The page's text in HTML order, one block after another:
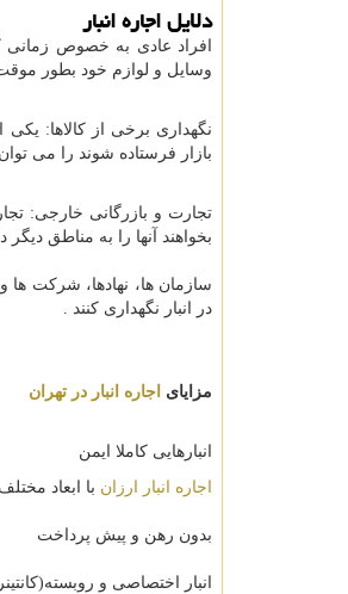
دلایل اجاره انبار
افراد عادی به خصوص زمانی
وسایل و لوازم خود بطور موقت
نگهداری برخی از کالاها:
بازار فرستاده شوند را می توان
تجارت و بازرگانی خارجی:
بخواهند آنها را به مناطق
سازمان ها، نهادها، شرکت ها
در انبار نگهداری کنند .
مزایای اجاره انبار در تهران
انبارهایی کاملا ایمن
اجاره انبار ارزان با ابعاد مختلف
بدون رهن و پیش پرداخت
انبار اختصاصی و